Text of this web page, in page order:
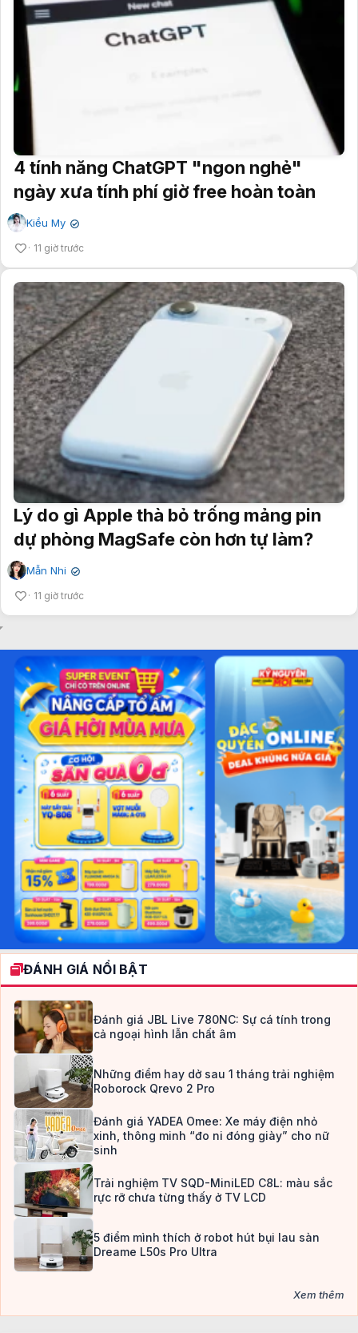
4 tính năng ChatGPT "ngon nghẻ"
ngày xưa tính phí giờ free hoàn toàn
Kiều My ✔
11 giờ trước
Lý do gì Apple thà bỏ trống mảng pin
dự phòng MagSafe còn hơn tự làm?
Mẫn Nhi ✔
11 giờ trước
ĐÁNH GIÁ NỔI BẬT
Đánh giá JBL Live 780NC: Sự cá tính trong
cả ngoại hình lẫn chất âm
Những điểm hay dở sau 1 tháng trải nghiệm
Roborock Qrevo 2 Pro
Đánh giá YADEA Omee: Xe máy điện nhỏ
xinh, thông minh “đo ni đóng giày” cho nữ
sinh
Trải nghiệm TV SQD-MiniLED C8L: màu sắc
rực rỡ chưa từng thấy ở TV LCD
5 điểm mình thích ở robot hút bụi lau sàn
Dreame L50s Pro Ultra
Xem thêm